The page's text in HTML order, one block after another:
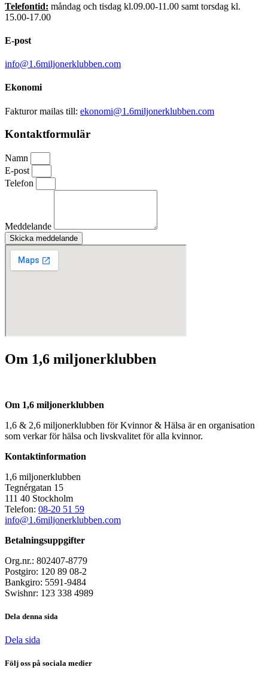
Telefontid: måndag och tisdag kl.09.00-11.00 samt torsdag kl.
15.00-17.00
E-post
info@1.6miljonerklubben.com
Ekonomi
Fakturor mailas till: ekonomi@1.6miljonerklubben.com
Kontaktformulär
Namn
E-post
Telefon
Meddelande
Skicka meddelande
Om 1,6 miljonerklubben
Om 1,6 miljonerklubben
1,6 & 2,6 miljonerklubben för Kvinnor & Hälsa är en organisation
som verkar för hälsa och livskvalitet för alla kvinnor.
Kontaktinformation
1,6 miljonerklubben
Tegnérgatan 15
111 40 Stockholm
Telefon: 08-20 51 59
info@1.6miljonerklubben.com
Betalningsuppgifter
Org.nr.: 802407-8779
Postgiro: 120 89 08-2
Bankgiro: 5591-9484
Swishnr: 123 338 4989
Dela denna sida
Dela sida
Följ oss på sociala medier